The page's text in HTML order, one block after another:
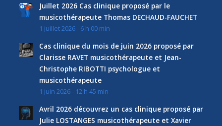
Juillet 2026 Cas clinique proposé par le
musicothérapeute Thomas DECHAUD-FAUCHET
1 juillet 2026 - 6 h 00 min
Cas clinique du mois de juin 2026 proposé par
Clarisse RAVET musicothérapeute et Jean-
Christophe RIBOTTI psychologue et
musicothérapeute
1 juin 2026 - 12 h 45 min
Avril 2026 découvrez un cas clinique proposé par
Julie LOSTANGES musicothérapeute et Xavier